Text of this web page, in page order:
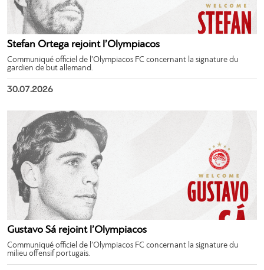
Stefan Ortega rejoint l’Olympiacos
Communiqué officiel de l’Olympiacos FC concernant la signature du
gardien de but allemand.
30.07.2026
Gustavo Sá rejoint l’Olympiacos
Communiqué officiel de l’Olympiacos FC concernant la signature du
milieu offensif portugais.